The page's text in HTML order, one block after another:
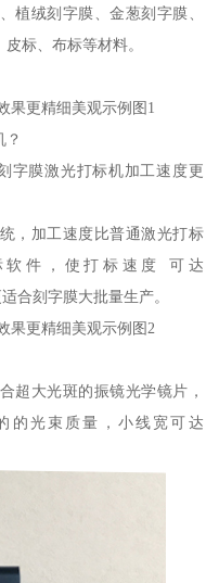
植绒刻字膜、金葱刻字膜、
标、布标等材料。
果更精细美观示例图1
？
字膜激光打标机加工速度更
，加工速度比普通激光打标
软件，使打标速度 可达
合刻字膜大批量生产。
果更精细美观示例图2
超大光斑的振镜光学镜片，
的光束质量，小线宽可达